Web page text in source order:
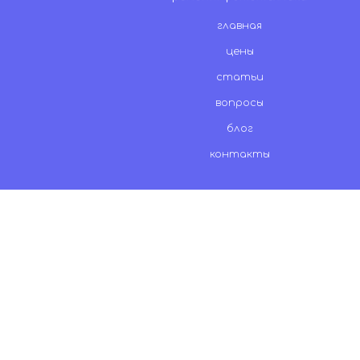
главная
цены
статьи
вопросы
блог
контакты